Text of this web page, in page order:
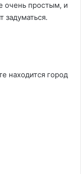
очень простым, и
задуматься.
находится город